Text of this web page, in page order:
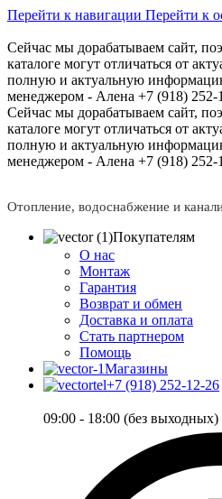
Перейти к навигации Перейти к
Сейчас мы дорабатываем сайт,
каталоге могут отличаться от
полную и актуальную
менеджером - Алена +7 (918) 252-
Сейчас мы дорабатываем сайт,
каталоге могут отличаться от
полную и актуальную
менеджером - Алена +7 (918) 252-
Отопление, водоснабжение и
Покупателям
О нас
Монтаж
Гарантия
Возврат и обмен
Доставка и оплата
Стать партнером
Помощь
Магазины
+7 (918) 252-12-26
09:00 - 18:00 (без выходных)